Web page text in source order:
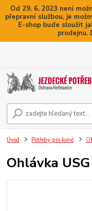
Od 29. 6. 2023 není
přepravní službou, je
E-shop bude sloužit
prodejnu.
Úvod Potřeby pro koně
Ohlávka